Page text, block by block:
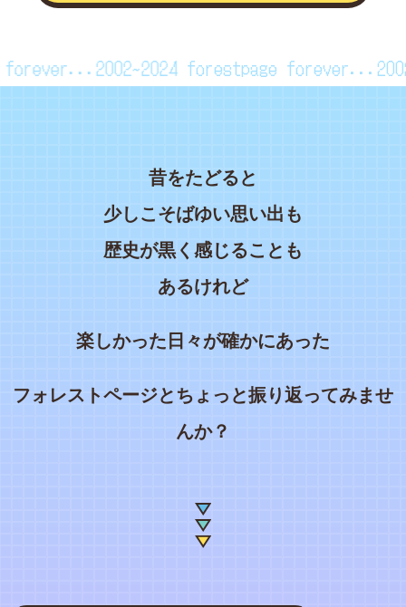
forever...2002~2024 forestpage
昔をたどると
少しこそばゆい思い出も
歴史が黒く感じることも
あるけれど
楽しかった日々が確かにあった
フォレストページとちょっと振り返ってみませ
んか？